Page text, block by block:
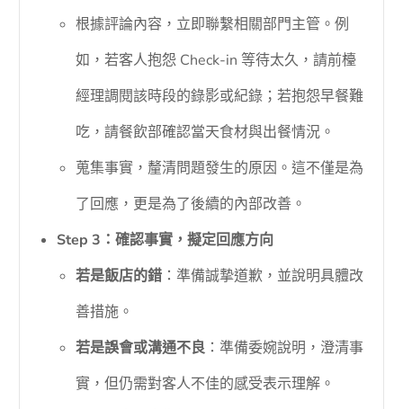
根據評論內容，立即聯繫相關部門主管。例
如，若客人抱怨 Check-in 等待太久，請前檯
經理調閱該時段的錄影或紀錄；若抱怨早餐難
吃，請餐飲部確認當天食材與出餐情況。
蒐集事實，釐清問題發生的原因。這不僅是為
了回應，更是為了後續的內部改善。
Step 3：確認事實，擬定回應方向
若是飯店的錯：準備誠摯道歉，並說明具體改
善措施。
若是誤會或溝通不良：準備委婉說明，澄清事
實，但仍需對客人不佳的感受表示理解。